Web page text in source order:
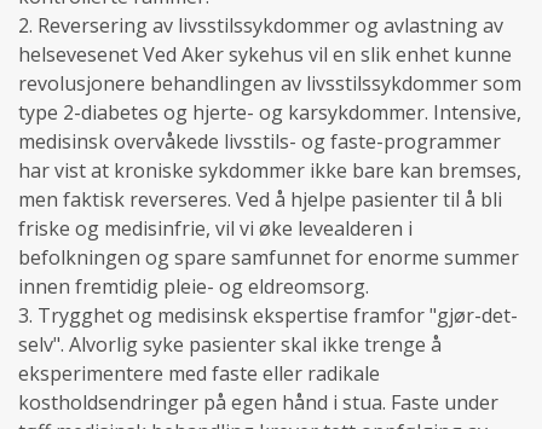
2. Reversering av livsstilssykdommer og avlastning av
helsevesenet Ved Aker sykehus vil en slik enhet kunne
revolusjonere behandlingen av livsstilssykdommer som
type 2-diabetes og hjerte- og karsykdommer. Intensive,
medisinsk overvåkede livsstils- og faste-programmer
har vist at kroniske sykdommer ikke bare kan bremses,
men faktisk reverseres. Ved å hjelpe pasienter til å bli
friske og medisinfrie, vil vi øke levealderen i
befolkningen og spare samfunnet for enorme summer
innen fremtidig pleie- og eldreomsorg.
3. Trygghet og medisinsk ekspertise framfor "gjør-det-
selv". Alvorlig syke pasienter skal ikke trenge å
eksperimentere med faste eller radikale
kostholdsendringer på egen hånd i stua. Faste under